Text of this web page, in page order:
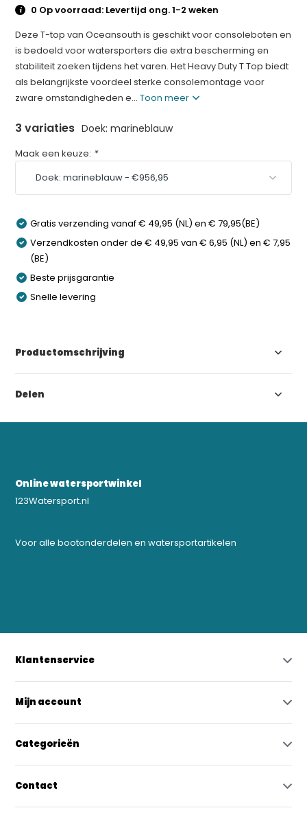
0 Op voorraad: Levertijd ong. 1-2 weken
Deze T-top van Oceansouth is geschikt voor consoleboten en
is bedoeld voor watersporters die extra bescherming en
stabiliteit zoeken tijdens het varen. Het Heavy Duty T Top biedt
als belangrijkste voordeel sterke consolemontage voor
zware omstandigheden e...Toon meer
3 variaties Doek: marineblauw
Maak een keuze: *
Gratis verzending vanaf € 49,95 (NL) en € 79,95(BE)
Verzendkosten onder de € 49,95 van € 6,95 (NL) en € 7,95
(BE)
Beste prijsgarantie
Snelle levering
Productomschrijving
Delen
Online watersportwinkel
123Watersport.nl
Voor alle bootonderdelen en watersportartikelen
Klantenservice
Mijn account
Categorieën
Contact